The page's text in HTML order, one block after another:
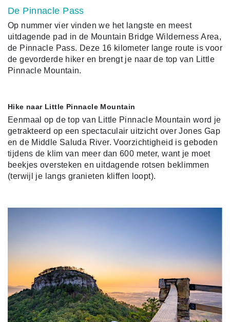
De Pinnacle Pass
Op nummer vier vinden we het langste en meest
uitdagende pad in de Mountain Bridge Wilderness Area,
de Pinnacle Pass. Deze 16 kilometer lange route is voor
de gevorderde hiker en brengt je naar de top van Little
Pinnacle Mountain.
Hike naar Little Pinnacle Mountain
Eenmaal op de top van Little Pinnacle Mountain word je
getrakteerd op een spectaculair uitzicht over Jones Gap
en de Middle Saluda River. Voorzichtigheid is geboden
tijdens de klim van meer dan 600 meter, want je moet
beekjes oversteken en uitdagende rotsen beklimmen
(terwijl je langs granieten kliffen loopt).